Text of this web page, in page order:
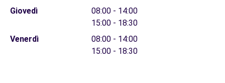
Giovedì
08:00 - 14:00
15:00 - 18:30
Venerdì
08:00 - 14:00
15:00 - 18:30